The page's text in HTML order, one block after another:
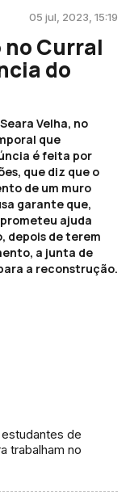
05 jul, 2023, 15:19
no Curral
do
Velha, no
que
é feita por
que diz que o
de um muro
garante que,
ajuda
depois de terem
a junta de
a reconstrução.
de
trabalham no